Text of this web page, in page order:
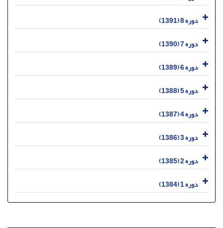
دوره 8 (1391)
دوره 7 (1390)
دوره 6 (1389)
دوره 5 (1388)
دوره 4 (1387)
دوره 3 (1386)
دوره 2 (1385)
دوره 1 (1384)